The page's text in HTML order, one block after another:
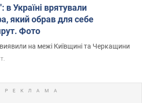
в Україні врятували
який обрав для себе
Фото
на межі Київщині та Черкащини